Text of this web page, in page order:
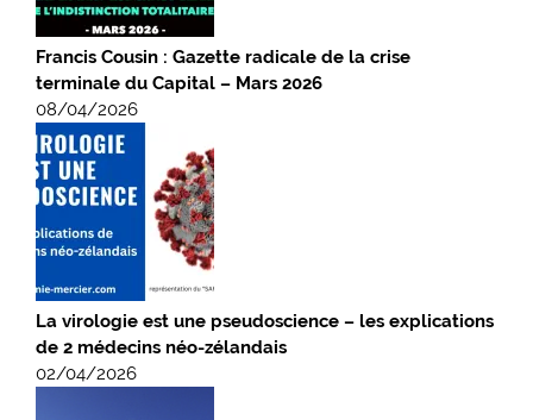
Francis Cousin : Gazette radicale de la crise
terminale du Capital – Mars 2026
08/04/2026
La virologie est une pseudoscience – les explications
de 2 médecins néo-zélandais
02/04/2026